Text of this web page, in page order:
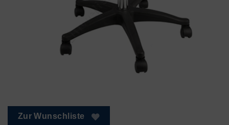
Zur Wunschliste